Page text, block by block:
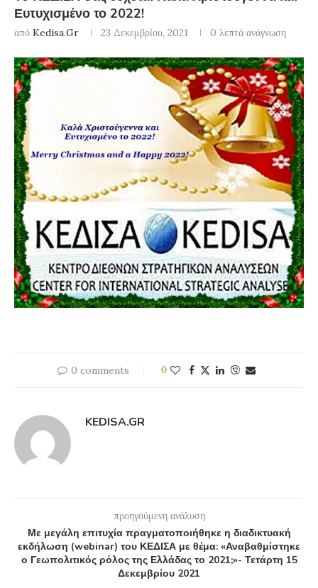
Ευτυχισμένο το 2022!
από Kedisa.gr 23 Δεκεμβρίου, 2021 0 λεπτά ανάγνωση
0 comments 0
KEDISA.GR
προηγούμενη ανάλυση
Με μεγάλη επιτυχία πραγματοποιήθηκε η διαδικτυακή
εκδήλωση (webinar) του ΚΕΔΙΣΑ με θέμα: «Αναβαθμίστηκε
ο Γεωπολιτικός ρόλος της Ελλάδας το 2021;»- Τετάρτη 15
Δεκεμβρίου 2021